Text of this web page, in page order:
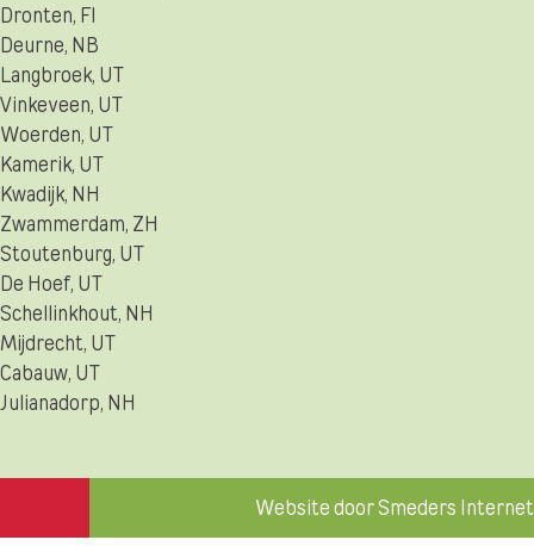
Dronten, Fl
Deurne, NB
Langbroek, UT
Vinkeveen, UT
Woerden, UT
Kamerik, UT
Kwadijk, NH
Zwammerdam, ZH
Stoutenburg, UT
De Hoef, UT
Schellinkhout, NH
Mijdrecht, UT
Cabauw, UT
Julianadorp, NH
Website door Smeders Internet